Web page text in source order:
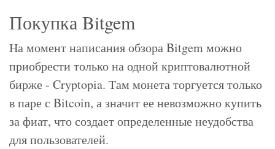
Покупка Bitgem
На момент написания обзора Bitgem можно
приобрести только на одной криптовалютной
бирже - Cryptopia. Там монета торгуется только
в паре с Bitcoin, а значит ее невозможно купить
за фиат, что создает определенные неудобства
для пользователей.